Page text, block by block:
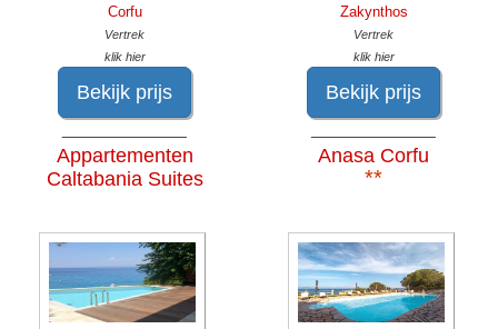
Corfu
Vertrek
klik hier
Bekijk prijs
Zakynthos
Vertrek
klik hier
Bekijk prijs
Appartementen
Caltabania Suites
Anasa Corfu
**